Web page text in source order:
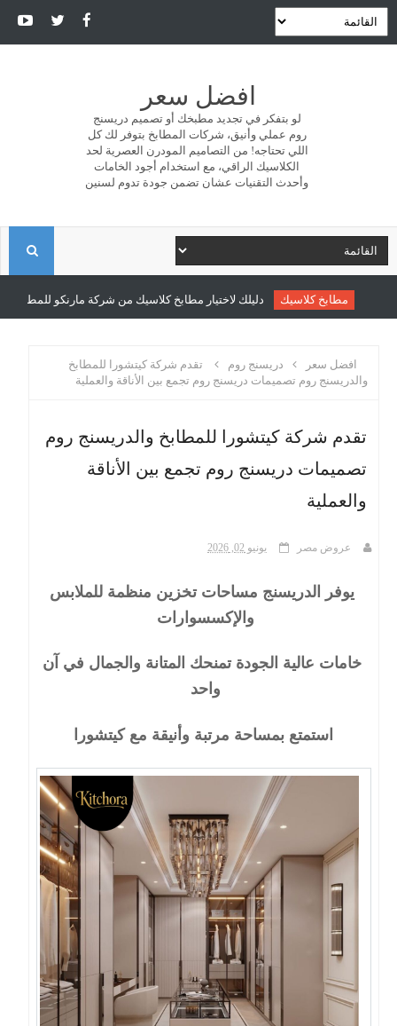
افضل سعر
لو بتفكر في تجديد مطبخك أو تصميم دريسنج
روم عملي وأنيق، شركات المطابخ بتوفر لك كل
اللي تحتاجه! من التصاميم المودرن العصرية لحد
الكلاسيك الراقي، مع استخدام أجود الخامات
وأحدث التقنيات عشان تضمن جودة تدوم لسنين
ا
مطابخ كلاسيك دليلك لاختيار مطابخ كلاسيك من شركة مارنكو للمطابخ
افضل سعر دريسنج روم
تقدم شركة كيتشورا للمطابخ
والدريسنج روم تصميمات دريسنج روم تجمع بين الأناقة والعملية
تقدم شركة كيتشورا للمطابخ والدريسنج روم
تصميمات دريسنج روم تجمع بين الأناقة
والعملية
عروض مصر يونيو 02, 2026
يوفر الدريسنج مساحات تخزين منظمة للملابس
والإكسسوارات
خامات عالية الجودة تمنحك المتانة والجمال في آن
واحد
استمتع بمساحة مرتبة وأنيقة مع كيتشورا